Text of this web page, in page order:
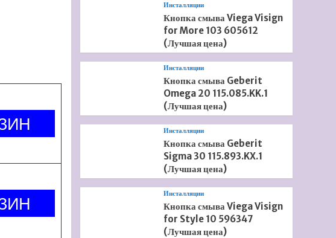
Инсталляции
Кнопка смыва Viega Visign
for More 103 605612
(Лучшая цена)
Инсталляции
Кнопка смыва Geberit
Omega 20 115.085.KK.1
(Лучшая цена)
Инсталляции
Кнопка смыва Geberit
Sigma 30 115.893.KX.1
(Лучшая цена)
Инсталляции
Кнопка смыва Viega Visign
for Style 10 596347
(Лучшая цена)